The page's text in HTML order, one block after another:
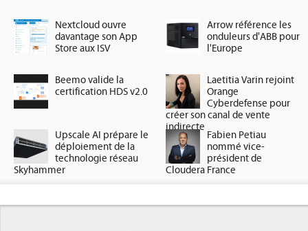
Nextcloud ouvre
davantage son App
Store aux ISV
Arrow référence les
onduleurs d'ABB pour
l'Europe
Beemo valide la
certification HDS v2.0
Laetitia Varin rejoint
Orange
Cyberdefense pour
créer son canal de vente
indirecte
Upscale AI prépare le
déploiement de la
technologie réseau
Skyhammer
Fabien Petiau
nommé vice-
président de
Cloudera France